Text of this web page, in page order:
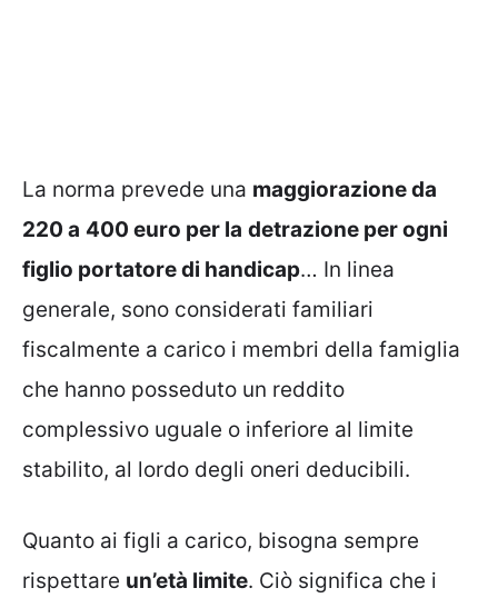
La norma prevede una maggiorazione da
220 a 400 euro per la detrazione per ogni
figlio portatore di handicap… In linea
generale, sono considerati familiari
fiscalmente a carico i membri della famiglia
che hanno posseduto un reddito
complessivo uguale o inferiore al limite
stabilito, al lordo degli oneri deducibili.
Quanto ai figli a carico, bisogna sempre
rispettare un’età limite. Ciò significa che i